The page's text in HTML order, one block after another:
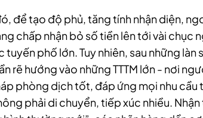
để tạo độ phủ, tăng tính nhận diện,
chấp nhận bỏ số tiền lên tới vài chục
tuyến phố lớn. Tuy nhiên, sau những
rẽ hướng vào những TTTM lớn - nơi
phòng dịch tốt, đáp ứng mọi nhu
phải di chuyển, tiếp xúc nhiều.